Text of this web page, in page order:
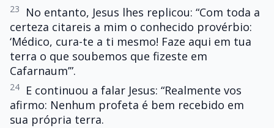
23
No entanto, Jesus lhes replicou: “Com toda a
certeza citareis a mim o conhecido provérbio:
‘Médico, cura-te a ti mesmo! Faze aqui em tua
terra o que soubemos que fizeste em
Cafarnaum’”.
24
E continuou a falar Jesus: “Realmente vos
afirmo: Nenhum profeta é bem recebido em
sua própria terra.